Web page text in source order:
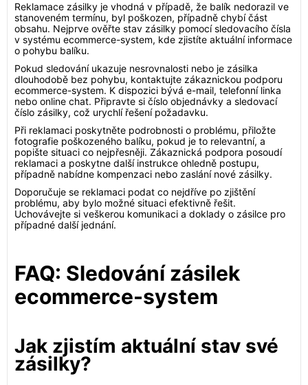
Reklamace zásilky je vhodná v případě, že balík nedorazil ve
stanoveném termínu, byl poškozen, případně chybí část
obsahu. Nejprve ověřte stav zásilky pomocí sledovacího čísla
v systému ecommerce-system, kde zjistíte aktuální informace
o pohybu balíku.
Pokud sledování ukazuje nesrovnalosti nebo je zásilka
dlouhodobě bez pohybu, kontaktujte zákaznickou podporu
ecommerce-system. K dispozici bývá e-mail, telefonní linka
nebo online chat. Připravte si číslo objednávky a sledovací
číslo zásilky, což urychlí řešení požadavku.
Při reklamaci poskytněte podrobnosti o problému, přiložte
fotografie poškozeného balíku, pokud je to relevantní, a
popište situaci co nejpřesněji. Zákaznická podpora posoudí
reklamaci a poskytne další instrukce ohledně postupu,
případně nabídne kompenzaci nebo zaslání nové zásilky.
Doporučuje se reklamaci podat co nejdříve po zjištění
problému, aby bylo možné situaci efektivně řešit.
Uchovávejte si veškerou komunikaci a doklady o zásilce pro
případné další jednání.
FAQ: Sledování zásilek
ecommerce-system
Jak zjistím aktuální stav své
zásilky?